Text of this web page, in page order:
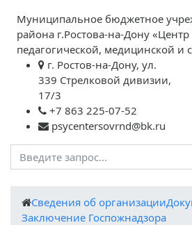
Муниципальное бюджетное
района г.Ростова-на-Дону
педагогической, медицинской
г. Ростов-на-Дону, ул.
339 Стрелковой дивизии,
17/3
+7 863 225-07-52
psycentersovrnd@bk.ru
Cведения об организации
Заключение Госпожнадзора